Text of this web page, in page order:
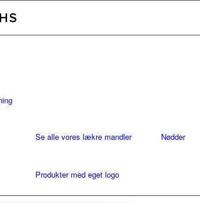
Se alle vores lækre mandler Nødder
Produkter med eget logo